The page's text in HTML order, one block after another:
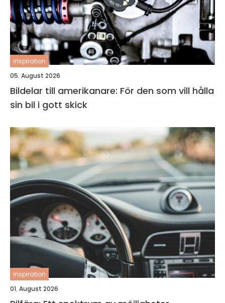
inspiration
05. August 2026
Bildelar till amerikanare: För den som vill hålla
sin bil i gott skick
inspiration
01. August 2026